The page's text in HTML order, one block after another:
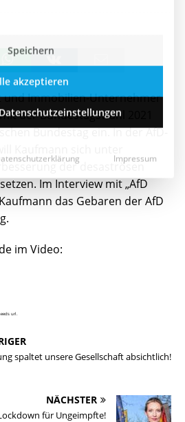
und Immobilien-Unternehmer
der Bundestagswahl 2021
Bundestag ein. In der AfD-
der desaströsen
Im Interview mit „AfD
das Gebaren der AfD
im Video:
url.
spaltet unsere Gesellschaft absichtlich!
NÄCHSTER
für Ungeimpfte!